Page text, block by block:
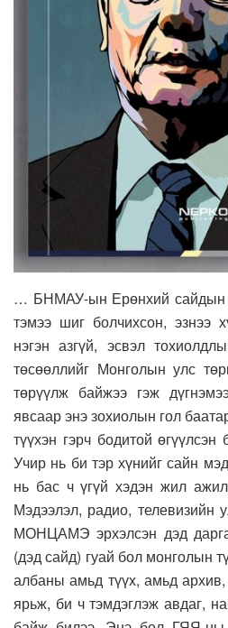
… БНМАУ-ын Ерөнхий сайдын
тэмээ шиг болчихсон, эзнээ
нэгэн азгүй, эсвэл
төсөөллийг Монголын улс
төрүүлж байжээ гэж
явсаар энэ зохиолын гол
түүхэн гэрч бодитой
Учир нь би тэр хүнийг сайн
нь бас ч үгүй хэдэн жил
Мэдээлэл, радио, телевизийн
МОНЦАМЭ эрхэлсэн дэд
(дэд сайд) гуай бол монголын
албаны амьд түүх, амьд
ярьж, би ч тэмдэглэж авдаг,